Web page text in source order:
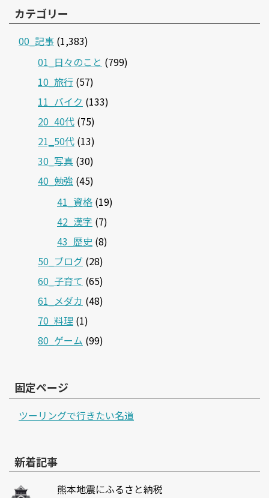
カテゴリー
00_記事 (1,383)
01_日々のこと (799)
10_旅行 (57)
11_バイク (133)
20_40代 (75)
21‗50代 (13)
30_写真 (30)
40_勉強 (45)
41_資格 (19)
42_漢字 (7)
43_歴史 (8)
50_ブログ (28)
60_子育て (65)
61_メダカ (48)
70_料理 (1)
80_ゲーム (99)
固定ページ
ツーリングで行きたい名道
新着記事
熊本地震にふるさと納税